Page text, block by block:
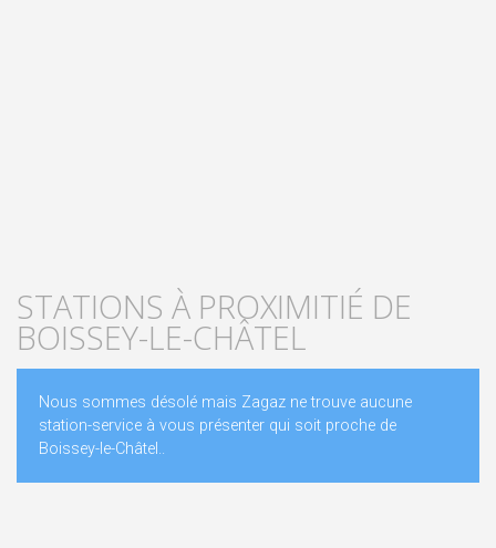
STATIONS À PROXIMITIÉ DE
BOISSEY-LE-CHÂTEL
Nous sommes désolé mais Zagaz ne trouve aucune
station-service à vous présenter qui soit proche de
Boissey-le-Châtel..